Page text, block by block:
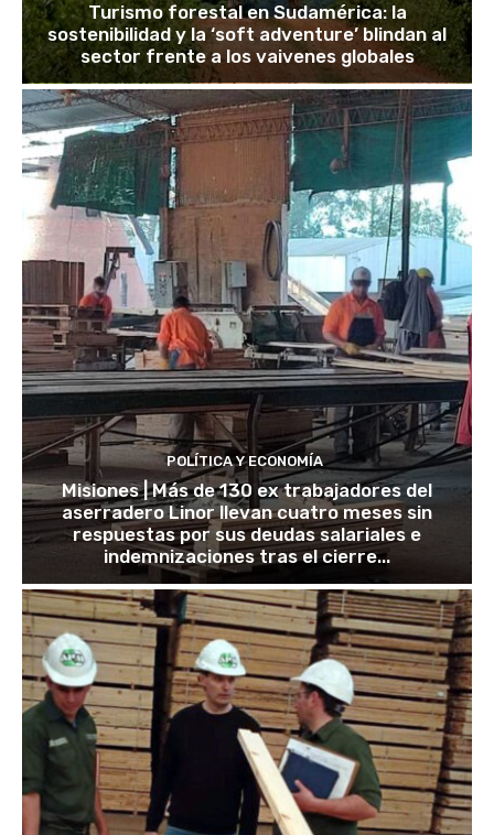
Turismo forestal en Sudamérica: la
sostenibilidad y la ‘soft adventure’ blindan al
sector frente a los vaivenes globales
POLÍTICA Y ECONOMÍA
Misiones | Más de 130 ex trabajadores del
aserradero Linor llevan cuatro meses sin
respuestas por sus deudas salariales e
indemnizaciones tras el cierre...